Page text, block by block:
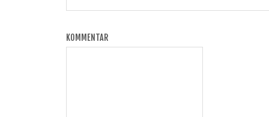
KOMMENTAR